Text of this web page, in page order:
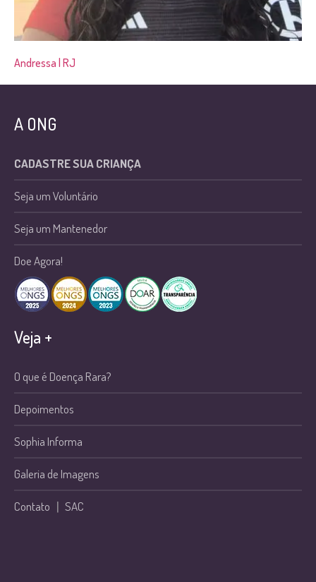
Andressa | RJ
A ONG
CADASTRE SUA CRIANÇA
Seja um Voluntário
Seja um Mantenedor
Doe Agora!
Veja +
O que é Doença Rara?
Depoimentos
Sophia Informa
Galeria de Imagens
Contato |SAC